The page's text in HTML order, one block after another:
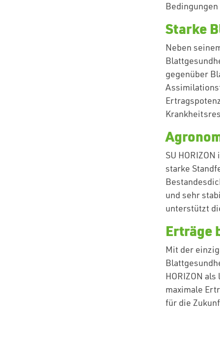
Starke
Neben
gegenüber
SU
starke
und sehr
unterstützt
Erträge
Mit der
HORIZON
maximale
für die